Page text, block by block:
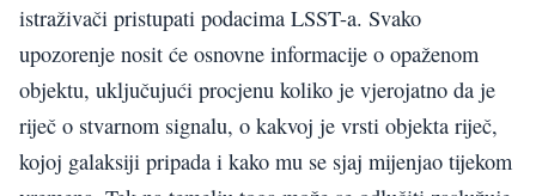
istraživači pristupati podacima LSST-a. Svako
upozorenje nosit će osnovne informacije o opaženom
objektu, uključujući procjenu koliko je vjerojatno da je
riječ o stvarnom signalu, o kakvoj je vrsti objekta riječ,
kojoj galaksiji pripada i kako mu se sjaj mijenjao tijekom